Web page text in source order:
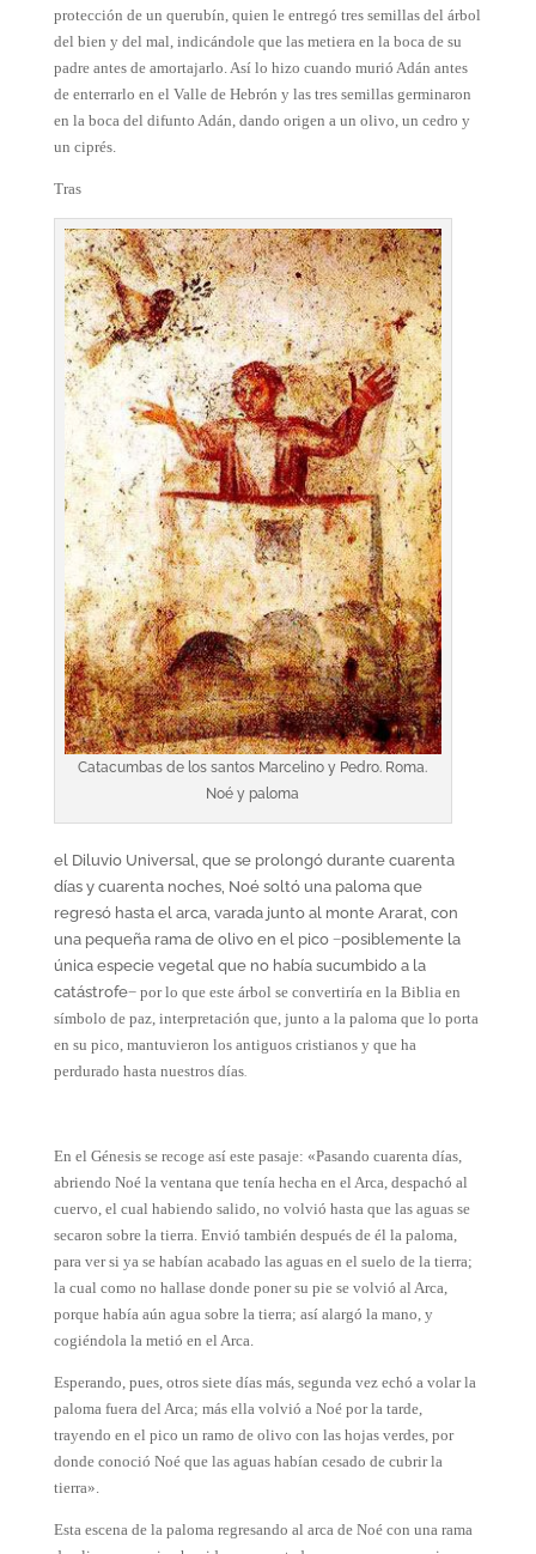
protección de un querubín, quien le entregó tres semillas del árbol
del bien y del mal, indicándole que las metiera en la boca de su
padre antes de amortajarlo. Así lo hizo cuando murió Adán antes
de enterrarlo en el Valle de Hebrón y las tres semillas germinaron
en la boca del difunto Adán, dando origen a un olivo, un cedro y
un ciprés.
Tras
Catacumbas de los santos Marcelino y Pedro. Roma.
Noé y paloma
el Diluvio Universal, que se prolongó durante cuarenta
días y cuarenta noches, Noé soltó una paloma que
regresó hasta el arca, varada junto al monte Ararat, con
una pequeña rama de olivo en el pico −posiblemente la
única especie vegetal que no había sucumbido a la
catástrofe− por lo que este árbol se convertiría en la Biblia en
símbolo de paz, interpretación que, junto a la paloma que lo porta
en su pico, mantuvieron los ­antiguos cristianos y que ha
perdurado hasta nuestros días.
En el Génesis se recoge así este pasaje: «Pasando cuarenta días,
abriendo Noé la ventana que tenía hecha en el Arca, despachó al
cuervo, el cual habiendo salido, no volvió hasta que las aguas se
secaron sobre la tierra. Envió también después de él la paloma,
para ver si ya se habían acabado las aguas en el suelo de la tierra;
la cual como no hallase donde poner su pie se volvió al Arca,
porque había aún agua sobre la tierra; así alargó la mano, y
cogiéndola la metió en el Arca.
Esperando, pues, otros siete días más, segunda vez echó a volar la
paloma fuera del Arca; más ella volvió a Noé por la tarde,
trayendo en el pico un ramo de olivo con las hojas verdes, por
donde conoció Noé que las aguas habían cesado de cubrir la
tierra».
Esta escena de la paloma regresando al arca de Noé con una rama